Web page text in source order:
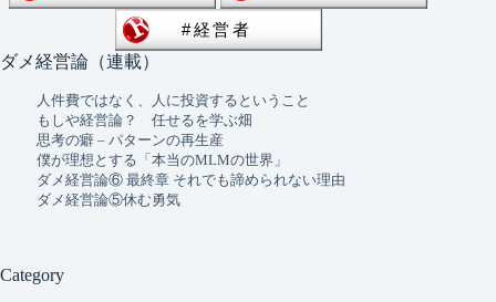
ダメ経営論（連載）
人件費ではなく、人に投資するということ
もしや経営論？ 任せるを学ぶ畑
思考の癖 – パターンの再生産
僕が理想とする「本当のMLMの世界」
ダメ経営論⑥ 最終章 それでも諦められない理由
ダメ経営論⑤休む勇気
Category